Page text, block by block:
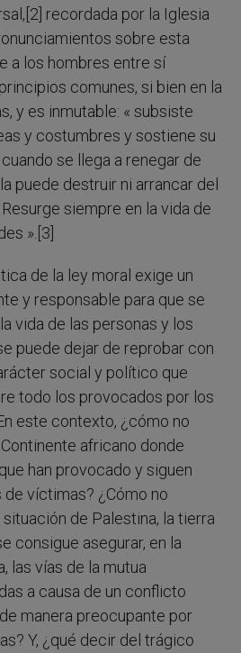
recordada por la Iglesia
sobre esta
a los hombres entre sí
comunes, si bien en la
y es inmutable: « subsiste
y costumbres y sostiene su
se llega a renegar de
puede destruir ni arrancar del
siempre en la vida de
».[3]
de la ley moral exige un
y responsable para que se
vida de las personas y los
puede dejar de reprobar con
social y político que
todo los provocados por los
este contexto, ¿cómo no
africano donde
han provocado y siguen
víctimas? ¿Cómo no
de Palestina, la tierra
consigue asegurar, en la
las vías de la mutua
a causa de un conflicto
manera preocupante por
Y, ¿qué decir del trágico